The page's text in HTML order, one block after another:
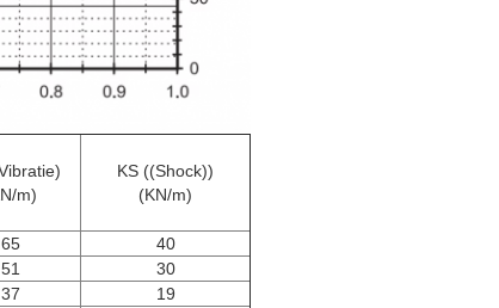
m)
KS ((Shock))
(KN/m)
65
40
51
30
37
19